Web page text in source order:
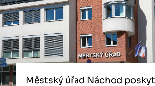
Městský úřad Náchod